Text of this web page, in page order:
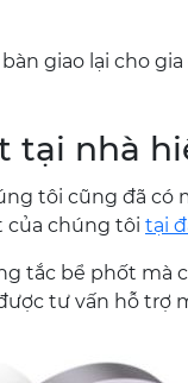
giao lại cho
tại nhà
tôi cũng đã có
của chúng tôi tại
tắc bể phốt mà
tư vấn hỗ trợ